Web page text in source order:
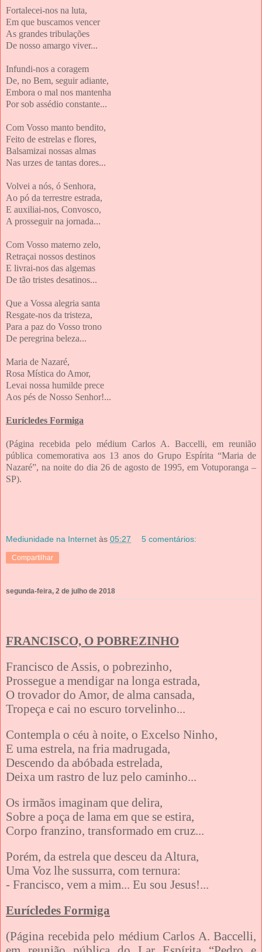
Fortalecei-nos na luta,
Em que buscamos vencer
As grandes tribulações
De nosso amargo viver...
Infundi-nos a coragem
De, no Bem, seguir adiante,
Embora o mal nos mantenha
Por sob assédio constante...
Com Vosso manto bendito,
Feito de estrelas e flores,
Balsamizai nossas almas
Nas urzes de tantas dores...
Volvei a nós, ó Senhora,
Ao pó da terrestre estrada,
E auxiliai-nos, Convosco,
A prosseguir na jornada...
Com Vosso materno zelo,
Retraçai nossos destinos
E livrai-nos das algemas
De tão tristes desatinos...
Que a Vossa alegria santa
Resgate-nos da tristeza,
Para a paz do Vosso trono
De peregrina beleza...
Maria de Nazaré,
Rosa Mística do Amor,
Levai nossa humilde prece
Aos pés de Nosso Senhor!...
Eurícledes Formiga
(Página recebida pelo médium Carlos A. Baccelli, em reunião
pública comemorativa aos 13 anos do Grupo Espírita “Maria de
Nazaré”, na noite do dia 26 de agosto de 1995, em Votuporanga –
SP).
Mediunidade na Internet às 05:27 5 comentários:
Compartilhar
segunda-feira, 2 de julho de 2018
FRANCISCO, O POBREZINHO
Francisco de Assis, o pobrezinho,
Prossegue a mendigar na longa estrada,
O trovador do Amor, de alma cansada,
Tropeça e cai no escuro torvelinho...
Contempla o céu à noite, o Excelso Ninho,
E uma estrela, na fria madrugada,
Descendo da abóbada estrelada,
Deixa um rastro de luz pelo caminho...
Os irmãos imaginam que delira,
Sobre a poça de lama em que se estira,
Corpo franzino, transformado em cruz...
Porém, da estrela que desceu da Altura,
Uma Voz lhe sussurra, com ternura:
- Francisco, vem a mim... Eu sou Jesus!...
Eurícledes Formiga
(Página recebida pelo médium Carlos A. Baccelli,